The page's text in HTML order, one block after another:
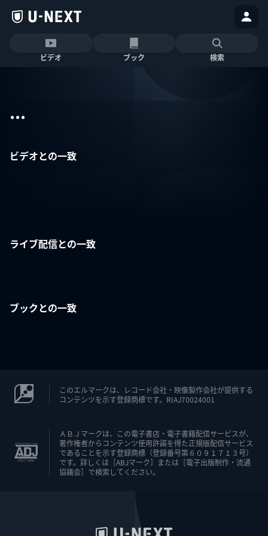
ビデオ ブック 検索
...
ビデオとの一致
ライブ配信との一致
ブックとの一致
このエルマークは、レコード会社・映像製作会社が提供する
コンテンツを示す登録商標です。RIAJ70024001
ＡＢＪマークは、この電子書店・電子書籍配信サービスが、
著作権者からコンテンツ使用許諾を得た正規版配信サービス
であることを示す登録商標（登録番号第６０９１７１３号）
です。詳しくは［ABJマーク］または［電子出版制作・流通
協議会］で検索してください。